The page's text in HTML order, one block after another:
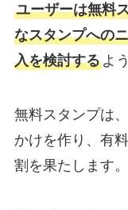
ユーザーは無料
なスタンプへの
入を検討するよ
無料スタンプは
かけを作り、有
割を果たします。